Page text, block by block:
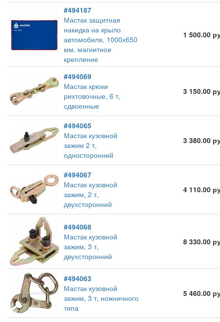
#494187
Мастак защитная
накидка на крыло
автомобиля, 1000х650
мм, магнитное
крепление
1 500.00
#494069
Мастак крюки
рихтовочные, 6 т,
сдвоенные
3 150.00
#494065
Мастак кузовной
зажим 2 т,
односторонний
3 380.00
#494067
Мастак кузовной
зажим, 2 т,
двухсторонний
4 110.00
#494068
Мастак кузовной
зажим, 3 т,
двухсторонний
8 330.00
#494063
Мастак кузовной
зажим, 3 т, ножничного
типа
5 460.00